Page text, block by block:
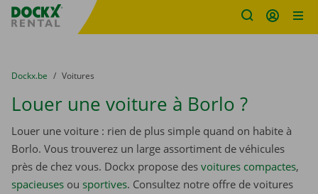
sitename
You are here:
du
Dockx.be to
Voitures
Louer une voiture à Borlo ?
Louer une voiture : rien de plus simple quand on habite à
Borlo. Vous trouverez un large assortiment de véhicules
près de chez vous. Dockx propose des voitures compactes,
spacieuses ou sportives. Consultez notre offre de voitures